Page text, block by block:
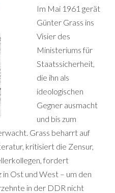
Im Mai 1961 gerät
Günter Grass ins
Visier des
Ministeriums für
Staatssicherheit,
die ihn als
ideologischen
Gegner ausmacht
und bis zum
Grass beharrt auf
kritisiert die Zensur,
fordert
Ost und West – um den
in der DDR nicht